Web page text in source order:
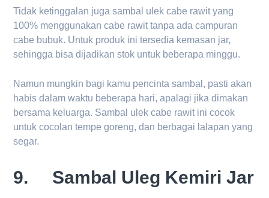
Tidak ketinggalan juga sambal ulek cabe rawit yang
100% menggunakan cabe rawit tanpa ada campuran
cabe bubuk. Untuk produk ini tersedia kemasan jar,
sehingga bisa dijadikan stok untuk beberapa minggu.
Namun mungkin bagi kamu pencinta sambal, pasti akan
habis dalam waktu beberapa hari, apalagi jika dimakan
bersama keluarga. Sambal ulek cabe rawit ini cocok
untuk cocolan tempe goreng, dan berbagai lalapan yang
segar.
9. Sambal Uleg Kemiri Jar